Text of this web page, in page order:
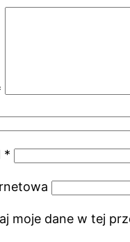
*
moje dane w tej